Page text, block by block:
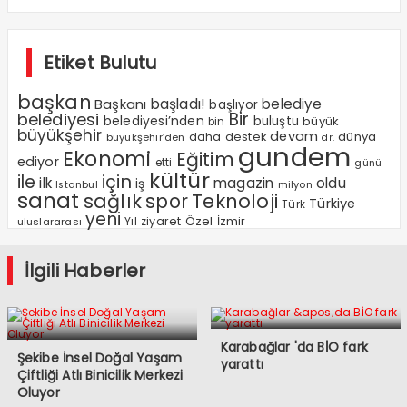
Etiket Bulutu
başkan Başkanı başladı! başlıyor belediye
belediyesi belediyesi’nden bin Bir buluştu büyük
büyükşehir büyükşehir’den daha destek devam dr. dünya
ediyor Ekonomi etti Eğitim gundem günü
ile ilk Istanbul için iş kültür magazin milyon oldu
sanat sağlıksporTeknoloji Türk Türkiye
uluslararası yeni Yıl ziyaret Özel İzmir
İlgili Haberler
Şekibe İnsel Doğal Yaşam
Çiftliği Atlı Binicilik Merkezi
Oluyor
Karabağlar 'da BİO fark
yarattı